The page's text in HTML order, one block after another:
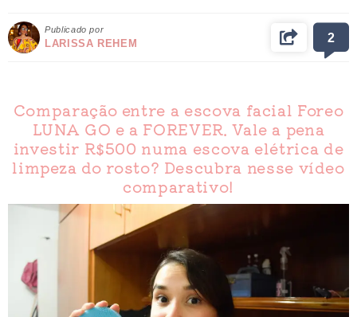
Publicado por
LARISSA REHEM 2
Comparação entre a escova facial Foreo
LUNA GO e a FOREVER. Vale a pena
investir R$500 numa escova elétrica de
limpeza do rosto? Descubra nesse vídeo
comparativo!